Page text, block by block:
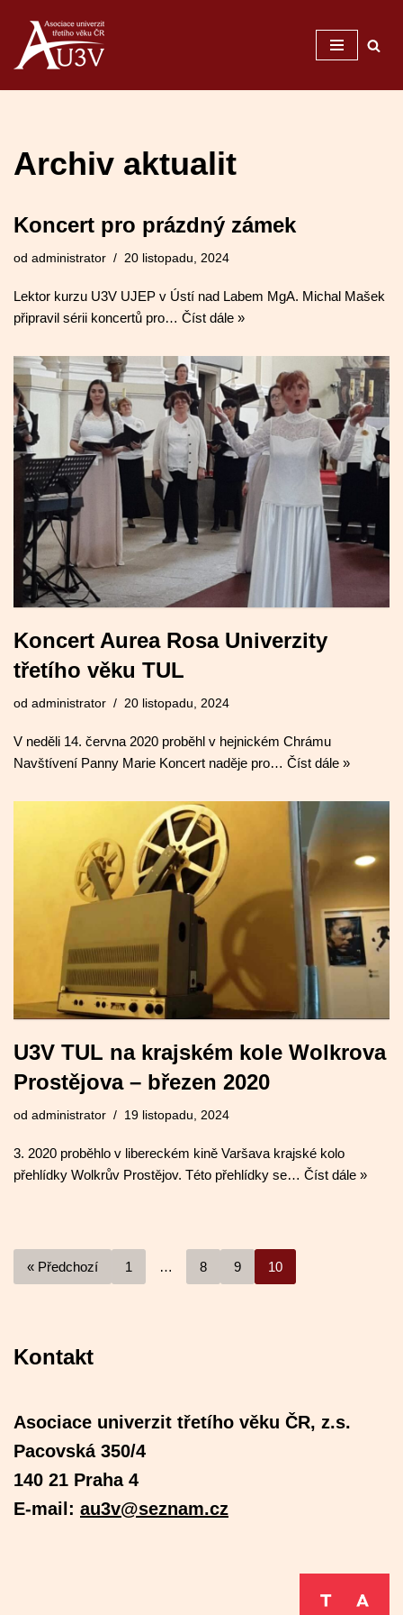
Přeskočit
na
obsah
Archiv aktualit
Koncert pro prázdný zámek
od administrator 20 listopadu, 2024
Lektor kurzu U3V UJEP v Ústí nad Labem MgA. Michal Mašek
připravil sérii koncertů pro… Číst dále »
Koncert Aurea Rosa Univerzity
třetího věku TUL
od administrator 20 listopadu, 2024
V neděli 14. června 2020 proběhl v hejnickém Chrámu
Navštívení Panny Marie Koncert naděje pro… Číst dále »
U3V TUL na krajském kole Wolkrova
Prostějova – březen 2020
od administrator 19 listopadu, 2024
3. 2020 proběhlo v libereckém kině Varšava krajské kolo
přehlídky Wolkrův Prostějov. Této přehlídky se… Číst dále »
« Předchozí 1 … 8 9 10
Kontakt
Asociace univerzit třetího věku ČR, z.s.
Pacovská 350/4
140 21 Praha 4
E-mail: au3v@seznam.cz